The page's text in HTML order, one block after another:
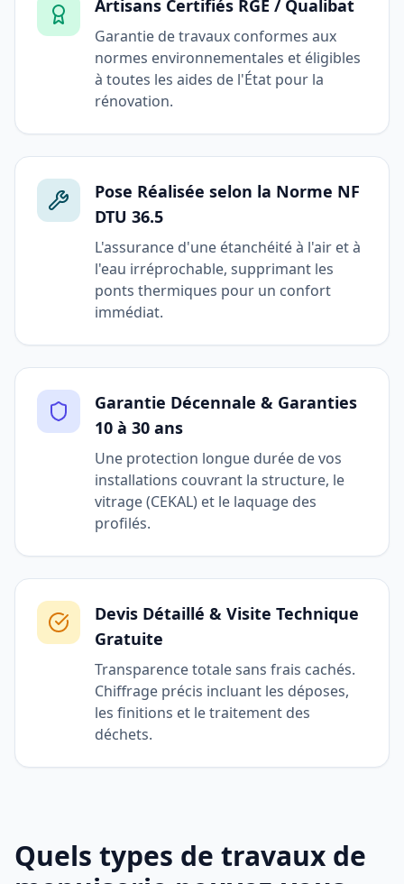
Artisans Certifiés RGE / Qualibat
Garantie de travaux conformes aux
normes environnementales et éligibles
à toutes les aides de l'État pour la
rénovation.
Pose Réalisée selon la Norme NF
DTU 36.5
L'assurance d'une étanchéité à l'air et à
l'eau irréprochable, supprimant les
ponts thermiques pour un confort
immédiat.
Garantie Décennale & Garanties
10 à 30 ans
Une protection longue durée de vos
installations couvrant la structure, le
vitrage (CEKAL) et le laquage des
profilés.
Devis Détaillé & Visite Technique
Gratuite
Transparence totale sans frais cachés.
Chiffrage précis incluant les déposes,
les finitions et le traitement des
déchets.
Quels types de travaux de